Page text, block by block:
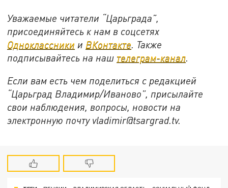
Уважаемые читатели “Царьграда”,
присоединяйтесь к нам в соцсетях
Одноклассники и ВКонтакте . Также
подписывайтесь на наш телеграм-канал
Если вам есть чем поделиться с редакцией
“Царьград Владимир/Иваново”, присылайте
свои наблюдения, вопросы, новости на
электронную почту vladimir@tsargrad.tv.